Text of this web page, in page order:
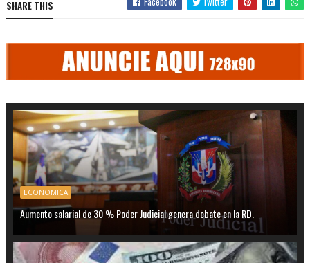
SHARE THIS
ECONOMICA
Aumento salarial de 30 % Poder Judicial genera debate en la RD.